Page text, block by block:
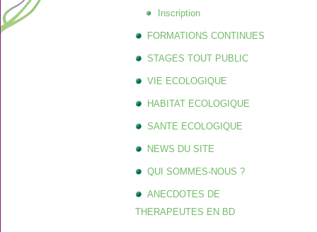
Inscription
FORMATIONS CONTINUES
STAGES TOUT PUBLIC
VIE ECOLOGIQUE
HABITAT ECOLOGIQUE
SANTE ECOLOGIQUE
NEWS DU SITE
QUI SOMMES-NOUS ?
ANECDOTES DE
THERAPEUTES EN BD